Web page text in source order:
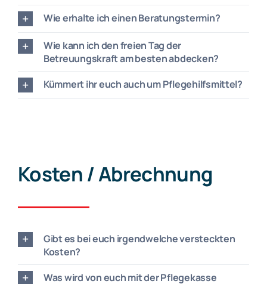
Wie erhalte ich einen Beratungstermin?
Wie kann ich den freien Tag der
Betreuungskraft am besten abdecken?
Kümmert ihr euch auch um Pflegehilfsmittel?
Kosten / Abrechnung
Gibt es bei euch irgendwelche versteckten
Kosten?
Was wird von euch mit der Pflegekasse